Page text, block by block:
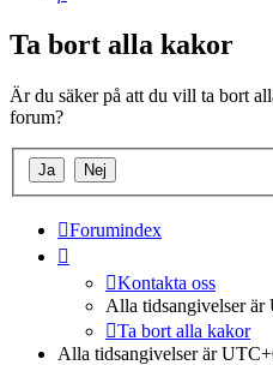
Ta bort alla kakor
Är du säker på att du vill ta bort
forum?
Forumindex
Kontakta oss
Alla tidsangivelser
Ta bort alla kakor
Alla tidsangivelser är